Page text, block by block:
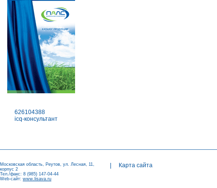
626104388
icq-консультант
Московская область, Реутов, ул. Лесная, 11,
корпус 2
Тел./факс: 8 (985) 147-04-44
Web-сайт: www.lisava.ru
Карта сайта